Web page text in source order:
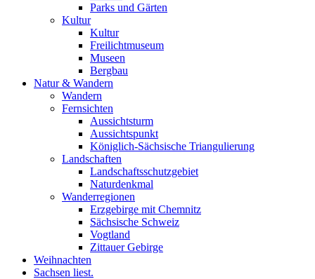
Parks und Gärten
Kultur
Kultur
Freilichtmuseum
Museen
Bergbau
Natur & Wandern
Wandern
Fernsichten
Aussichtsturm
Aussichtspunkt
Königlich-Sächsische Triangulierung
Landschaften
Landschaftsschutzgebiet
Naturdenkmal
Wanderregionen
Erzgebirge mit Chemnitz
Sächsische Schweiz
Vogtland
Zittauer Gebirge
Weihnachten
Sachsen liest.